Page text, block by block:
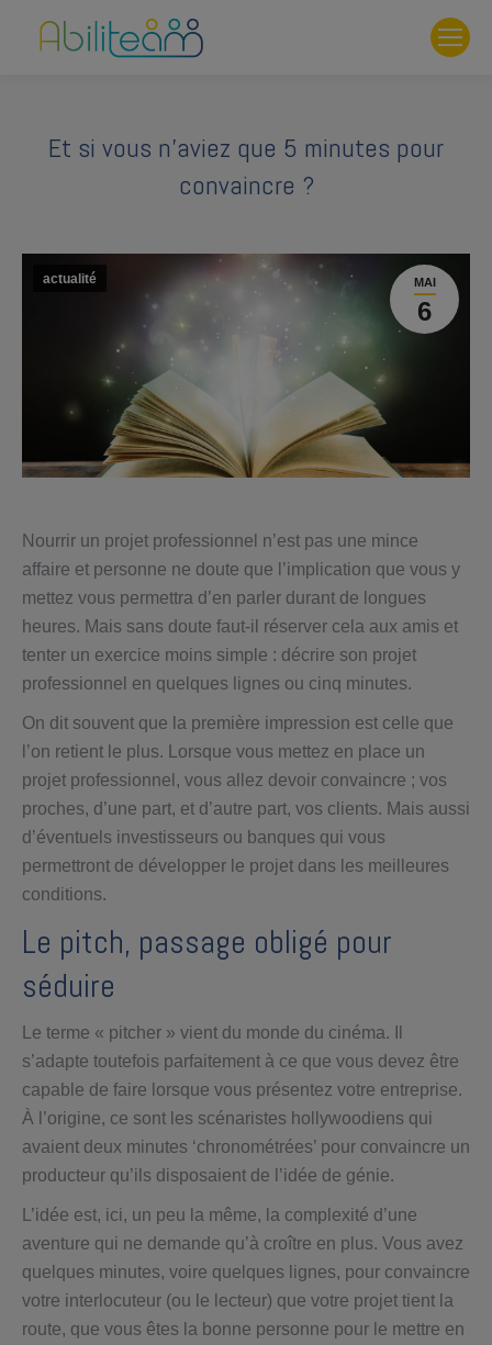
Et si vous n’aviez que 5 minutes pour
convaincre ?
MAI
6
actualité
Nourrir un projet professionnel n’est pas une mince
affaire et personne ne doute que l’implication que vous y
mettez vous permettra d’en parler durant de longues
heures. Mais sans doute faut-il réserver cela aux amis et
tenter un exercice moins simple : décrire son projet
professionnel en quelques lignes ou cinq minutes.
On dit souvent que la première impression est celle que
l’on retient le plus. Lorsque vous mettez en place un
projet professionnel, vous allez devoir convaincre ; vos
proches, d’une part, et d’autre part, vos clients. Mais aussi
d’éventuels investisseurs ou banques qui vous
permettront de développer le projet dans les meilleures
conditions.
Le pitch, passage obligé pour
séduire
Le terme « pitcher » vient du monde du cinéma. Il
s’adapte toutefois parfaitement à ce que vous devez être
capable de faire lorsque vous présentez votre entreprise.
À l’origine, ce sont les scénaristes hollywoodiens qui
avaient deux minutes ‘chronométrées’ pour convaincre un
producteur qu’ils disposaient de l’idée de génie.
L’idée est, ici, un peu la même, la complexité d’une
aventure qui ne demande qu’à croître en plus. Vous avez
quelques minutes, voire quelques lignes, pour convaincre
votre interlocuteur (ou le lecteur) que votre projet tient la
route, que vous êtes la bonne personne pour le mettre en